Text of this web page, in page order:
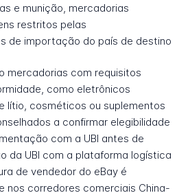
e munição, mercadorias
restritos pelas
de importação do país de destino
mercadorias com requisitos
como eletrônicos
lítio, cosméticos ou suplementos
a confirmar elegibilidade
com a UBI antes de
da UBI com a plataforma logística
de vendedor do eBay é
nos corredores comerciais China-